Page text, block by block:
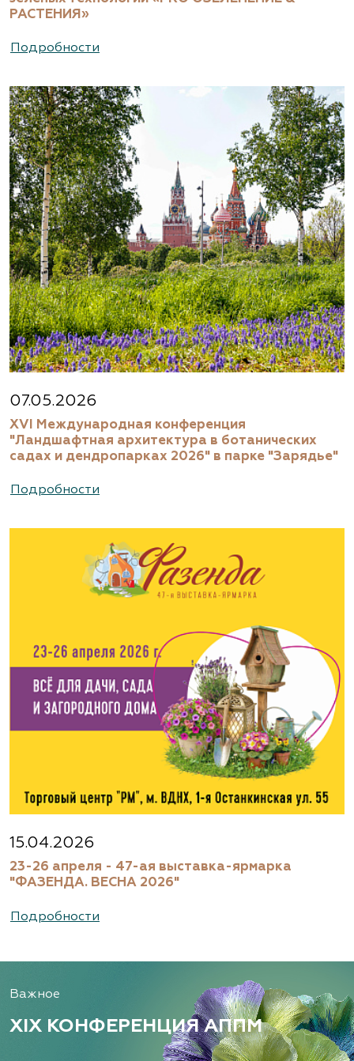
РАСТЕНИЯ»
Подробности
07.05.2026
XVI Международная конференция
"Ландшафтная архитектура в ботанических
садах и дендропарках 2026" в парке "Зарядье"
Подробности
15.04.2026
23-26 апреля - 47-ая выставка-ярмарка
"ФАЗЕНДА. ВЕСНА 2026"
Подробности
Важное
XIX КОНФЕРЕНЦИЯ АППМ